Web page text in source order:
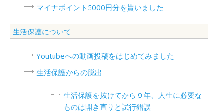
マイナポイント5000円分を貰いました
生活保護について
Youtubeへの動画投稿をはじめてみました
生活保護からの脱出
生活保護を抜けてから９年、人生に必要な
ものは開き直りと試行錯誤